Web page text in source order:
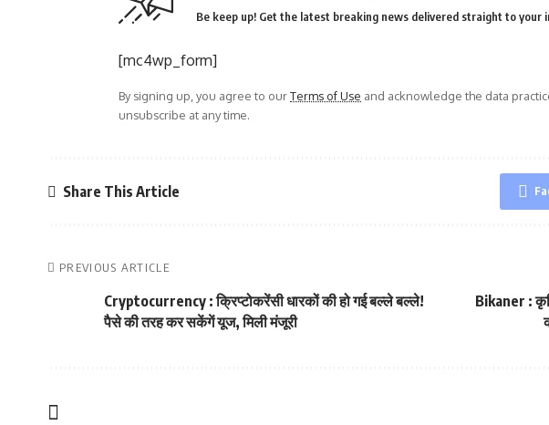
Be keep up! Get the latest breaking news delivered straight to your
[mc4wp_form]
By signing up, you agree to ourTerms of Use and acknowledge the data
unsubscribe at any time.
Share This Article
PREVIOUS ARTICLE
Cryptocurrency : क्रिप्टोकरेंसी धारकों की हो गई बल्ले बल्ले!
पैसे की तरह कर सकेंगें यूज, मिली मंजूरी
Bikaner :